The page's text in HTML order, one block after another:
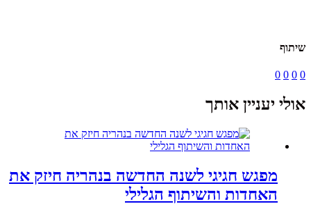
שיתוף
0
0
0
0
אולי יעניין אותך
מפגש חגיגי לשנה החדשה בנהריה חיזק את
האחדות והשיתוף הגלילי